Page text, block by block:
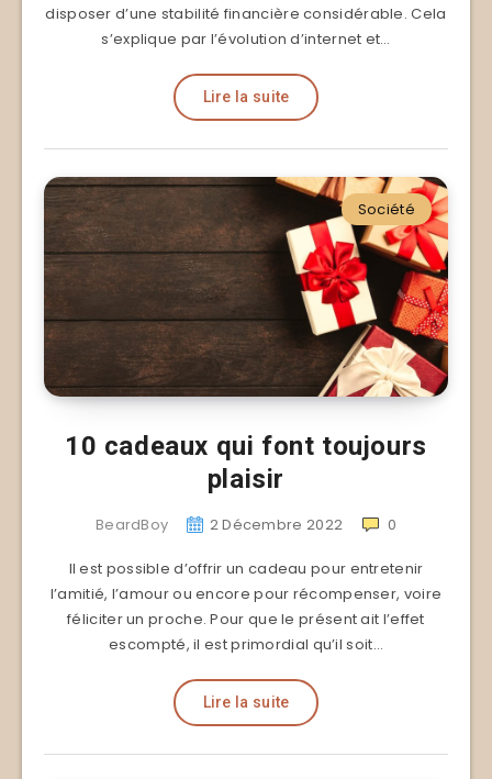
disposer d’une stabilité financière considérable. Cela
s’explique par l’évolution d’internet et…
Lire la suite
Société
10 cadeaux qui font toujours
plaisir
BeardBoy 2 Décembre 2022 0
Il est possible d’offrir un cadeau pour entretenir
l’amitié, l’amour ou encore pour récompenser, voire
féliciter un proche. Pour que le présent ait l’effet
escompté, il est primordial qu’il soit…
Lire la suite